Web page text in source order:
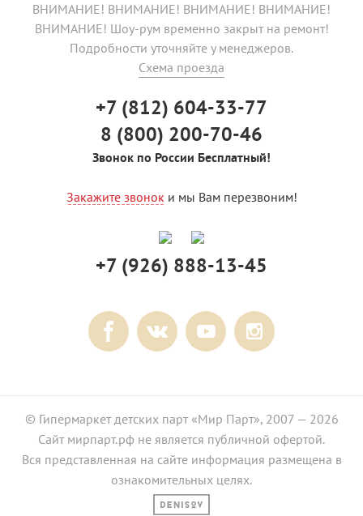
ВНИМАНИЕ! ВНИМАНИЕ! ВНИМАНИЕ! ВНИМАНИЕ!
ВНИМАНИЕ! Шоу-рум временно закрыт на ремонт!
Подробности уточняйте у менеджеров.
Схема проезда
+7 (812) 604-33-77
8 (800) 200-70-46
Звонок по России Бесплатный!
Закажите звоноки мы Вам перезвоним!
+7 (926) 888-13-45
© Гипермаркет детских парт «Мир Парт», 2007 — 2026
Сайт мирпарт.рф не является публичной офертой.
Вся представленная на сайте информация размещена в
ознакомительных целях.